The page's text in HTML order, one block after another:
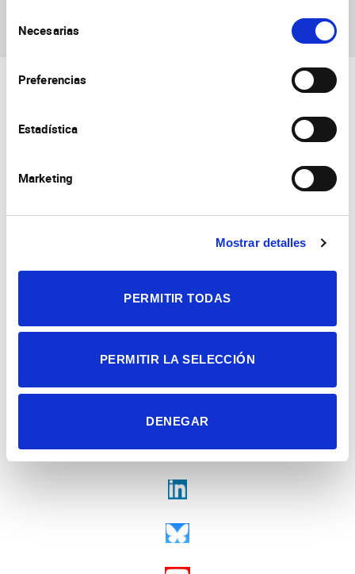
Necesarias
Preferencias
Estadística
Marketing
Mostrar detalles
PERMITIR TODAS
PERMITIR LA SELECCIÓN
DENEGAR
Campus de San Juan | Sant Joan d’Alacant
Fax + 34 965 91 95 61